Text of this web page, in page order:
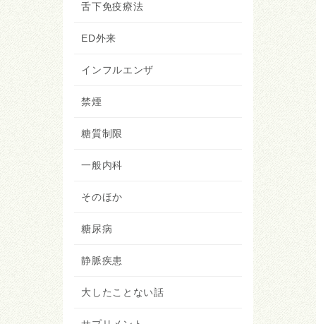
舌下免疫療法
ED外来
インフルエンザ
禁煙
糖質制限
一般内科
そのほか
糖尿病
静脈疾患
大したことない話